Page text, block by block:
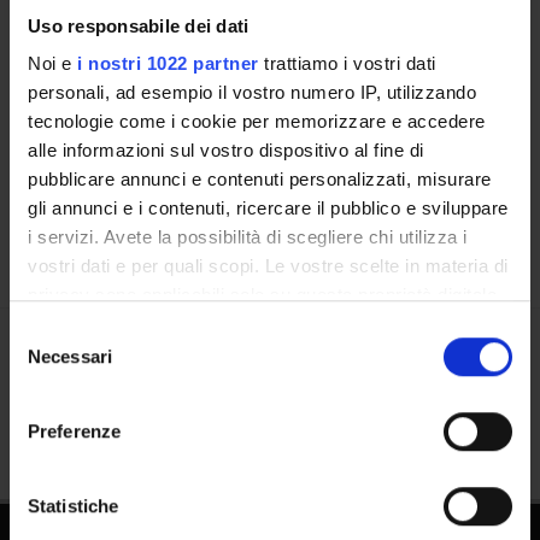
Uso responsabile dei dati
Noi e i nostri 1022 partner trattiamo i vostri dati
personali, ad esempio il vostro numero IP, utilizzando
tecnologie come i cookie per memorizzare e accedere
alle informazioni sul vostro dispositivo al fine di
pubblicare annunci e contenuti personalizzati, misurare
gli annunci e i contenuti, ricercare il pubblico e sviluppare
i servizi. Avete la possibilità di scegliere chi utilizza i
vostri dati e per quali scopi. Le vostre scelte in materia di
modificare o revocare il proprio consenso in qualsiasi
momento dalla Dichiarazione sui cookie o facendo clic
raccogliere informazioni sulla tua posizione
geografica, con un'approssimazione di qualche
delNecessari
Preferenze
Statistiche
Contatti
Persone
Luoghi
Calendario